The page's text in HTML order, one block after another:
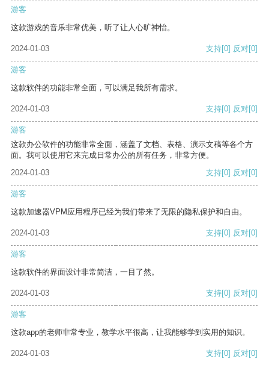
游客
这款游戏的音乐非常优美，听了让人心旷神怡。
2024-01-03 支持[0] 反对[0]
游客
这款软件的功能非常全面，可以满足我所有需求。
2024-01-03 支持[0] 反对[0]
游客
这款办公软件的功能非常全面，涵盖了文档、表格、演示文稿等各个方
面。我可以使用它来完成日常办公的所有任务，非常方便。
2024-01-03
支持[0] 反对[0]
游客
这款加速器VPM应用程序已经为我们带来了无限的隐私保护和自由。
2024-01-03 支持[0] 反对[0]
游客
这款软件的界面设计非常简洁，一目了然。
2024-01-03 支持[0] 反对[0]
游客
这款app的老师非常专业，教学水平很高，让我能够学到实用的知识。
2024-01-03 支持[0] 反对[0]